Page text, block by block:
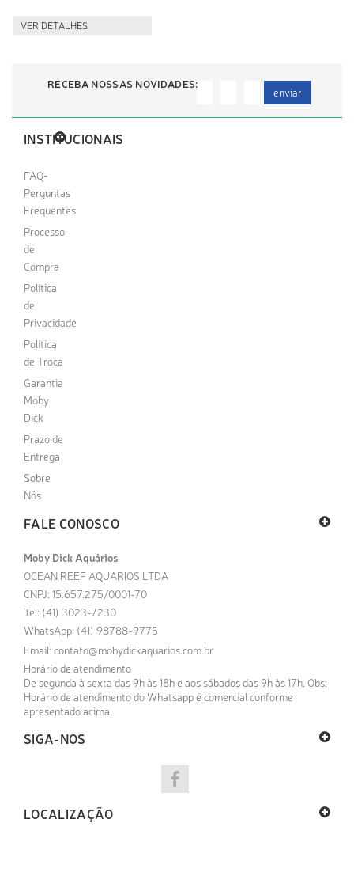
VER DETALHES
RECEBA NOSSAS NOVIDADES:
enviar
INSTITUCIONAIS
FAQ-
Perguntas
Frequentes
Processo
de
Compra
Política
de
Privacidade
Política
de Troca
Garantia
Moby
Dick
Prazo de
Entrega
Sobre
Nós
FALE CONOSCO
Moby Dick Aquários
OCEAN REEF AQUARIOS LTDA
CNPJ: 15.657.275/0001-70
Tel: (41) 3023-7230
WhatsApp: (41) 98788-9775
Email: contato@mobydickaquarios.com.br
Horário de atendimento
De segunda à sexta das 9h às 18h e aos sábados das 9h às 17h. Obs:
Horário de atendimento do Whatsapp é comercial conforme
apresentado acima.
SIGA-NOS
LOCALIZAÇÃO